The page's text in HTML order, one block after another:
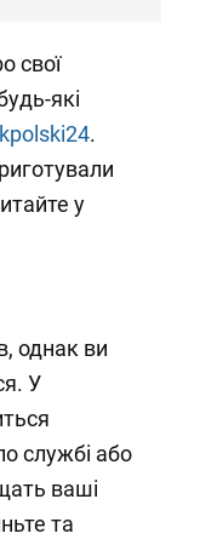
свої
які
.
у
однак ви
У
службі або
ваші
та